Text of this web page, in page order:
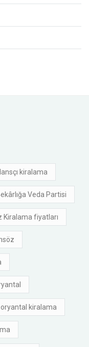
kiralama
Veda Partisi
Kiralama fiyatları
kiralama